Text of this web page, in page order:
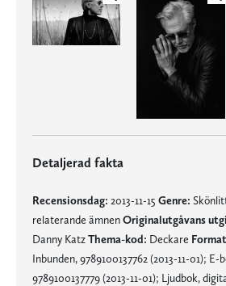
Detaljerad fakta
Recensionsdag: 2013-11-15 Genre:
relaterande ämnenOriginalutgåvans
Danny KatzThema-kod: Deckare
Inbunden, 9789100137762 (2013-11-01); E-
9789100137779 (2013-11-01); Ljudbok,